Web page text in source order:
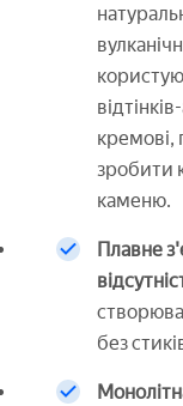
кремові,
зробити
каменю.
Плавне
без